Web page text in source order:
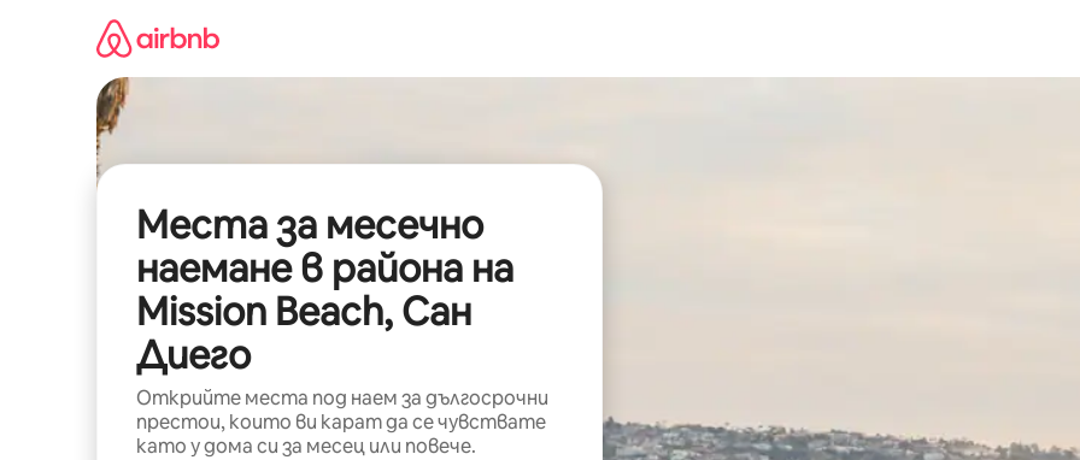
съдържанието
Места за месечно
наемане в района на
Mission Beach, Сан
Диего
Открийте места под наем за дългосрочни
престои, които ви карат да се чувствате
като у дома си за месец или повече.